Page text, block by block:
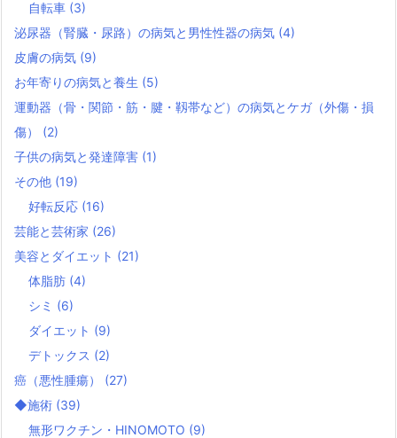
自転車 (3)
泌尿器（腎臓・尿路）の病気と男性性器の病気 (4)
皮膚の病気 (9)
お年寄りの病気と養生 (5)
運動器（骨・関節・筋・腱・靱帯など）の病気とケガ（外傷・損
傷） (2)
子供の病気と発達障害 (1)
その他 (19)
好転反応 (16)
芸能と芸術家 (26)
美容とダイエット (21)
体脂肪 (4)
シミ (6)
ダイエット (9)
デトックス (2)
癌（悪性腫瘍） (27)
◆施術 (39)
無形ワクチン・HINOMOTO (9)